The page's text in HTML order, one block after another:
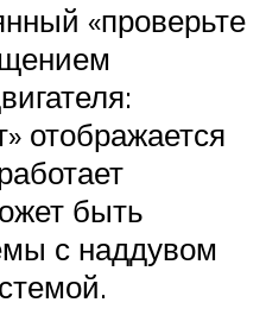
«проверьте
отображается
быть
с наддувом